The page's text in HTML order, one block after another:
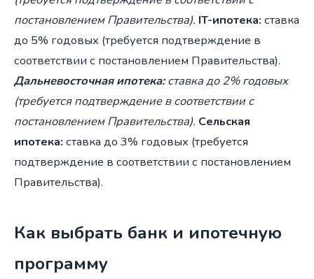
постановлением Правительства). IT-ипотека: ставка
до 5% годовых (требуется подтверждение в
соответствии с постановлением Правительства).
Дальневосточная ипотека:ставка до 2% годовых
(требуется подтверждение в соответствии с
постановлением Правительства). Сельская
ипотека: ставка до 3% годовых (требуется
подтверждение в соответствии с постановлением
Правительства).
Как выбрать банк и ипотечную
программу